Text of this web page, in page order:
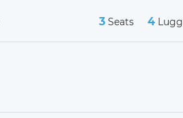
3 Seats 4